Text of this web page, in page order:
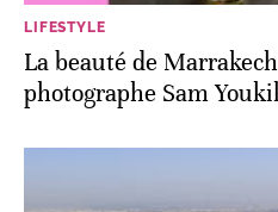
LIFESTYLE
La beauté de
photographe Sam